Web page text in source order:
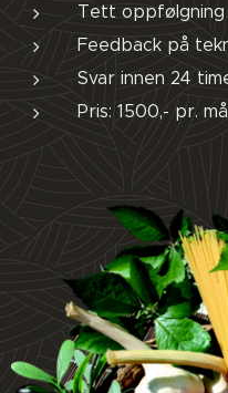
Tett oppfølgning
Feedback på
Svar innen 24
Pris: 1500,- pr.